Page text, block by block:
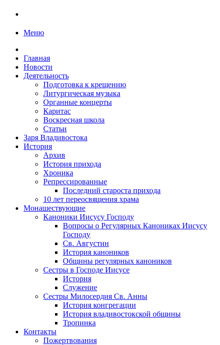
Меню
Главная
Новости
Деятельность
Подготовка к крещению
Литургическая музыка
Органные концерты
Каритас
Воскресная школа
Статьи
Заря Владивостока
История
Архив
История прихода
Хроника
Репрессированные
Последний староста прихода
10 лет переосвящения храма
Монашествующие
Каноники Иисусу Господу
Вопросы о Регулярных Канониках Иисусу
Господу
Св. Августин
История каноников
Общины регулярных каноников
Сестры в Господе Иисусе
История
Служение
Сестры Милосердия Св. Анны
История конгрегации
История владивостокской общины
Тропинка
Контакты
Пожертвования